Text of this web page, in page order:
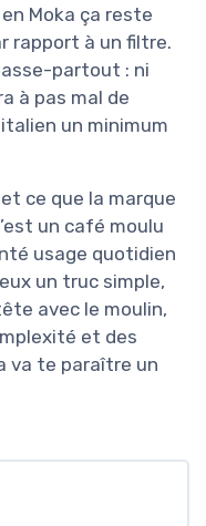
Moka ça reste
rapport à un filtre.
partout : ni
à pas mal de
un minimum
ce que la marque
un café moulu
usage quotidien
un truc simple,
avec le moulin,
et des
va te paraître un